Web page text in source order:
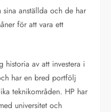
anställda och de har
för att vara ett
historia av att investera i
har en bred portfölj
teknikområden. HP har
universitet och